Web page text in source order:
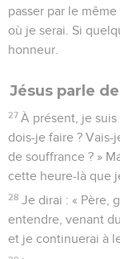
passer par le
où je serai. Si
honneur.
Jésus parle
27 À présent, je
dois-je faire ? Vais-
de souffrance ? »
cette heure-là que
28 Je dirai : « Père,
entendre, venant
et je continuerai à